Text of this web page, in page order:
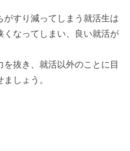
すり減ってしまう就活生は
なってしまい、良い就活が
抜き、就活以外のことに目
しょう。